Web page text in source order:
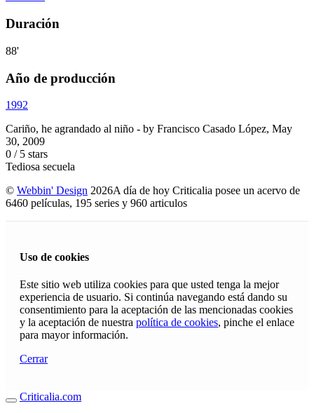
Duración
88'
Año de producción
1992
Cariño, he agrandado al niño - by Francisco Casado López, May
30, 2009
0 / 5 stars
Tediosa secuela
© Webbin' Design 2026A día de hoy Criticalia posee un acervo de
6460 películas, 195 series y 960 articulos
Uso de cookies
Este sitio web utiliza cookies para que usted tenga la mejor
experiencia de usuario. Si continúa navegando está dando su
consentimiento para la aceptación de las mencionadas cookies
y la aceptación de nuestra política de cookies, pinche el enlace
para mayor información.
Cerrar
Criticalia.com